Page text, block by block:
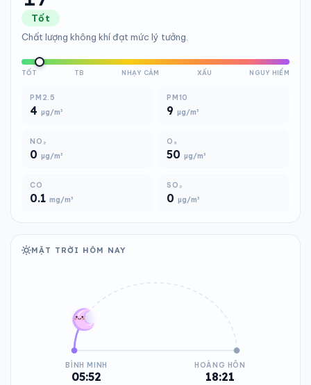
Tốt
Chất lượng không khí đạt mức lý tưởng.
TỐT TB NHẠY CẢM XẤU NGUY HIỂM
PM2.5
4 µg/m³
PM10
9 µg/m³
NO₂
0 µg/m³
O₃
50 µg/m³
CO
0.1 mg/m³
SO₂
0 µg/m³
MẶT TRỜI HÔM NAY
BÌNH MINH
05:52
HOÀNG HÔN
18:21